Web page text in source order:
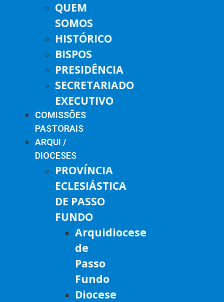
QUEM
SOMOS
HISTÓRICO
BISPOS
PRESIDÊNCIA
SECRETARIADO
EXECUTIVO
COMISSÕES
PASTORAIS
ARQUI /
DIOCESES
PROVÍNCIA
ECLESIÁSTICA
DE PASSO
FUNDO
Arquidiocese
de
Passo
Fundo
Diocese